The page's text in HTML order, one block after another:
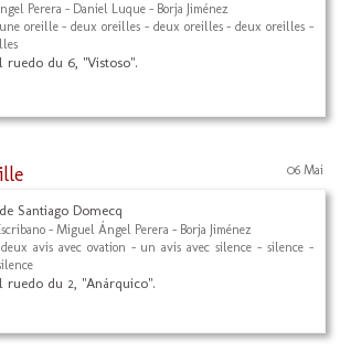
Perera - Daniel Luque - Borja Jiménez
oreille - deux oreilles - deux oreilles - deux oreilles -
ruedo du 6, "Vistoso".
06 Mai
Santiago Domecq
- Miguel Ángel Perera - Borja Jiménez
avis avec ovation - un avis avec silence - silence -
ruedo du 2, "Anárquico".